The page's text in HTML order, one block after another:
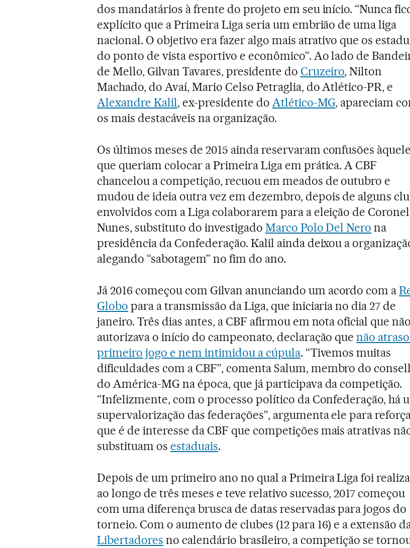
dos mandatários à frente do projeto em seu início. “Nunca
explícito que a Primeira Liga seria um embrião de uma liga
nacional. O objetivo era fazer algo mais atrativo que os
do ponto de vista esportivo e econômico”. Ao lado de
de Mello, Gilvan Tavares, presidente do Cruzeiro, Nilton
Machado, do Avaí, Mario Celso Petraglia, do Atlético-PR, e
Alexandre Kalil, ex-presidente do Atlético-MG, apareciam
os mais destacáveis na organização.
Os últimos meses de 2015 ainda reservaram confusões
que queriam colocar a Primeira Liga em prática. A CBF
chancelou a competição, recuou em meados de outubro e
mudou de ideia outra vez em dezembro, depois de alguns
envolvidos com a Liga colaborarem para a eleição de Coronel
Nunes, substituto do investigado Marco Polo Del Nero na
presidência da Confederação. Kalil ainda deixou a
alegando “sabotagem” no fim do ano.
Já 2016 começou com Gilvan anunciando um acordo com a
Globo para a transmissão da Liga, que iniciaria no dia 27 de
janeiro. Três dias antes, a CBF afirmou em nota oficial que não
autorizava o início do campeonato, declaração quenão
primeiro jogo e nem intimidou a cúpula. “Tivemos muitas
dificuldades com a CBF”, comenta Salum, membro do
do América-MG na época, que já participava da competição.
“Infelizmente, com o processo político da Confederação, há
supervalorização das federações”, argumenta ele para
que é de interesse da CBF que competições mais atrativas
substituam os estaduais.
Depois de um primeiro ano no qual a Primeira Liga foi
ao longo de três meses e teve relativo sucesso, 2017 começou
com uma diferença brusca de datas reservadas para jogos do
torneio. Com o aumento de clubes (12 para 16) e a extensão
Libertadores no calendário brasileiro, a competição se